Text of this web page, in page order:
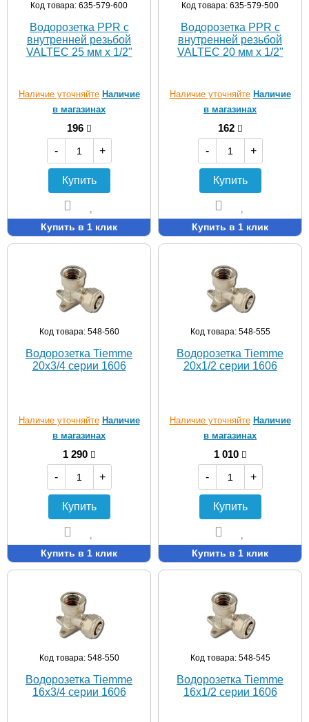
Код товара: 635-579-600
Водорозетка PPR с
внутренней резьбой
VALTEC 25 мм х 1/2"
Наличие уточняйте Наличие
в магазинах
196
-
+
Купить
Купить в 1 клик
Код товара: 635-579-500
Водорозетка PPR с
внутренней резьбой
VALTEC 20 мм х 1/2"
Наличие уточняйте Наличие
в магазинах
162
-
+
Купить
Купить в 1 клик
Код товара: 548-560
Водорозетка Tiemme
20х3/4 серии 1606
Наличие уточняйте Наличие
в магазинах
1 290
-
+
Купить
Купить в 1 клик
Код товара: 548-555
Водорозетка Tiemme
20х1/2 серии 1606
Наличие уточняйте Наличие
в магазинах
1 010
-
+
Купить
Купить в 1 клик
Код товара: 548-550
Водорозетка Tiemme
16х3/4 серии 1606
Код товара: 548-545
Водорозетка Tiemme
16х1/2 серии 1606